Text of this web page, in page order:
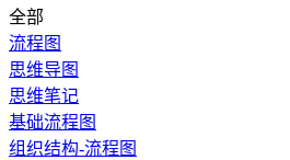
全部
流程图
思维导图
思维笔记
基础流程图
组织结构-流程图